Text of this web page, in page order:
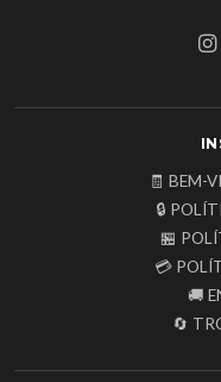
🧾 BEM-
🔒
🏪
💳
🚚
🔄